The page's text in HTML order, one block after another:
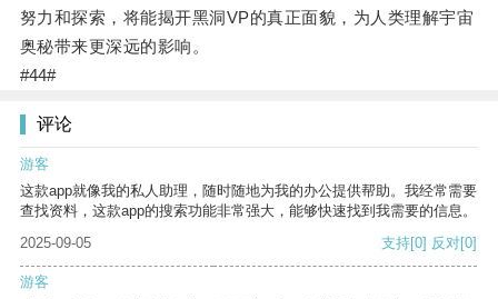
努力和探索，将能揭开黑洞VP的真正面貌，为人类理解宇宙
奥秘带来更深远的影响。
#44#
评论
游客
这款app就像我的私人助理，随时随地为我的办公提供帮助。我经常需要
查找资料，这款app的搜索功能非常强大，能够快速找到我需要的信息。
2025-09-05
支持[0] 反对[0]
游客